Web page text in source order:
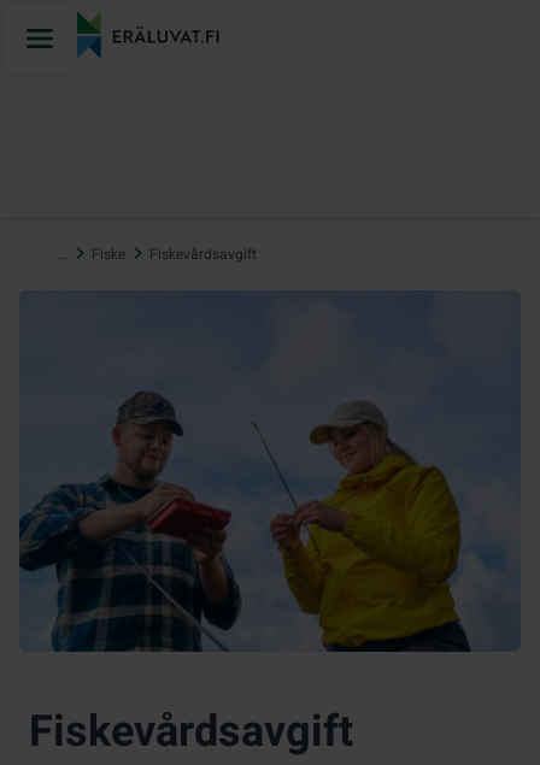
… Fiske Fiskevårdsavgift
Fiskevårdsavgift